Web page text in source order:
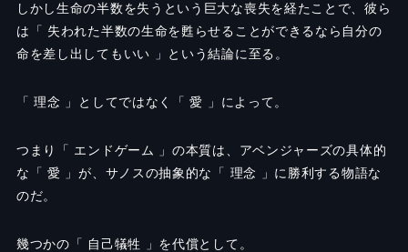
しかし生命の半数を失うという巨大な喪失を経たことで、彼ら
は「 失われた半数の生命を甦らせることができるなら自分の
命を差し出してもいい 」という結論に至る。
「 理念 」としてではなく「 愛 」によって。
つまり「 エンドゲーム 」の本質は、アベンジャーズの具体的
な「 愛 」が、サノスの抽象的な「 理念 」に勝利する物語な
のだ。
幾つかの「 自己犠牲 」を代償として。